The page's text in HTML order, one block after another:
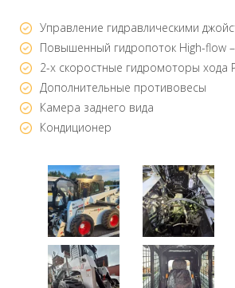
Управление гидравлическими
Повышенный гидропоток High-flow
2-х скоростные гидромоторы хода
Дополнительные противовесы
Камера заднего вида
Кондиционер